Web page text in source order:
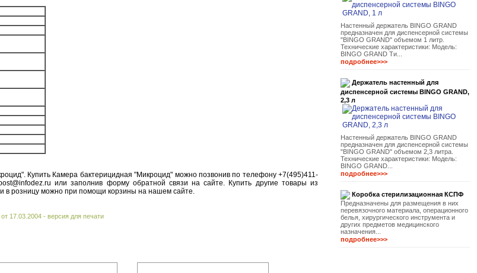
Купить Камера бактерицидная "Микроцид" можно позвонив по телефону +7(495)411-
или заполнив форму обратной связи на сайте. Купить другие товары из
в розницу можно при помощи корзины на нашем сайте.
17.03.2004 - версия для печати
Настенный держатель BINGO GRAND
предназначен для диспенсерной системы
"BINGO GRAND" объемом 1 литр.
Технические характеристики: Модель:
BINGO GRAND Ти...
подробнее>>>
Держатель настенный для
диспенсерной системы BINGO GRAND,
2,3 л
Настенный держатель BINGO GRAND
предназначен для диспенсерной системы
"BINGO GRAND" объемом 2,3 литра.
Технические характеристики: Модель:
BINGO GRAND...
подробнее>>>
Коробка стерилизационная КСПФ
Предназначены для размещения в них
перевязочного материала, операционного
белья, хирургического инструмента и
других предметов медицинского
назначения...
подробнее>>>